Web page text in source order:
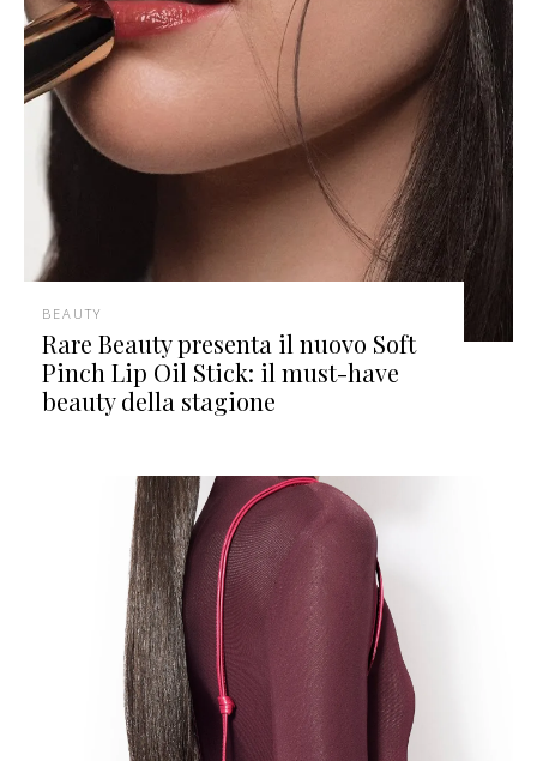
BEAUTY
Rare Beauty presenta il nuovo Soft
Pinch Lip Oil Stick: il must-have
beauty della stagione